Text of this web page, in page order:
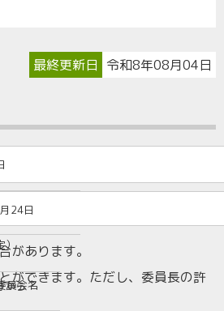
最終更新日 令和8年08月04日
）
員会名
24日
から
があります。
ができます。ただし、委員長の許